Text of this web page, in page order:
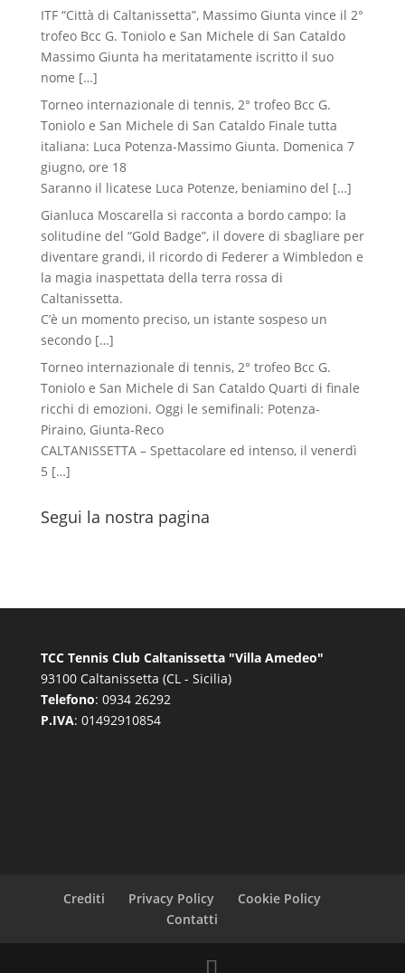
ITF “Città di Caltanissetta”, Massimo Giunta vince il 2°
trofeo Bcc G. Toniolo e San Michele di San Cataldo
Massimo Giunta ha meritatamente iscritto il suo
nome […]
Torneo internazionale di tennis, 2° trofeo Bcc G.
Toniolo e San Michele di San Cataldo Finale tutta
italiana: Luca Potenza-Massimo Giunta. Domenica 7
giugno, ore 18
Saranno il licatese Luca Potenze, beniamino del […]
Gianluca Moscarella si racconta a bordo campo: la
solitudine del “Gold Badge”, il dovere di sbagliare per
diventare grandi, il ricordo di Federer a Wimbledon e
la magia inaspettata della terra rossa di
Caltanissetta.
C’è un momento preciso, un istante sospeso un
secondo […]
Torneo internazionale di tennis, 2° trofeo Bcc G.
Toniolo e San Michele di San Cataldo Quarti di finale
ricchi di emozioni. Oggi le semifinali: Potenza-
Piraino, Giunta-Reco
CALTANISSETTA – Spettacolare ed intenso, il venerdì
5 […]
Segui la nostra pagina
TCC Tennis Club Caltanissetta "Villa Amedeo"
93100 Caltanissetta (CL - Sicilia)
Telefono: 0934 26292
P.IVA: 01492910854
Crediti Privacy Policy
Cookie Policy
Contatti